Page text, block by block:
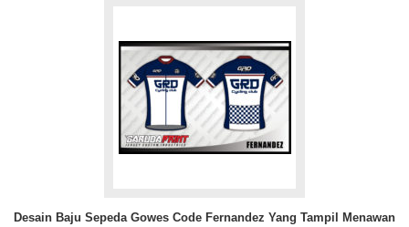
Desain Baju Sepeda Gowes Code Fernandez Yang Tampil Menawan